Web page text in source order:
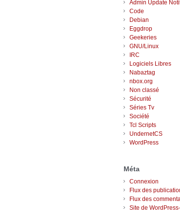
Admin Update
Code
Debian
Eggdrop
Geekeries
GNU/Linux
IRC
Logiciels Libres
Nabaztag
nbox.org
Non classé
Sécurité
Séries Tv
Société
Tcl Scripts
UndernetCS
WordPress
Méta
Connexion
Flux des
Flux des
Site de